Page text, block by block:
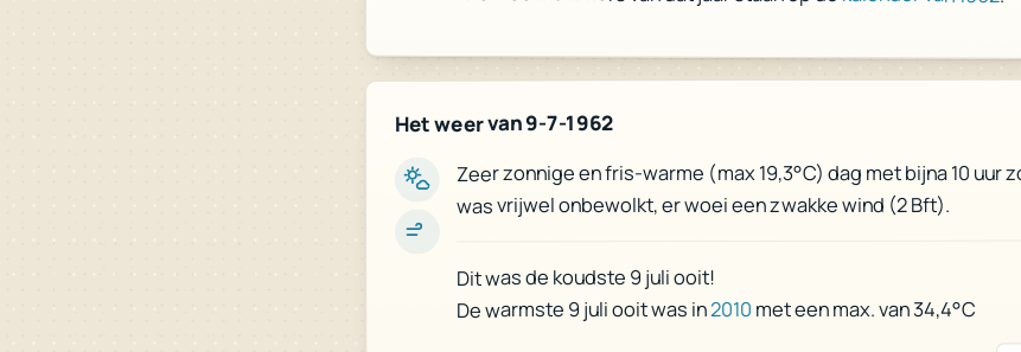
Het weer van 9-7-1962
Zeer zonnige en fris-warme (max 19,3°C) dag met bijna 10 uur
was vrijwel onbewolkt, er woei een zwakke wind (2 Bft).
Dit was de koudste 9 juli ooit!
De warmste 9 juli ooit was in2010 met een max. van 34,4°C